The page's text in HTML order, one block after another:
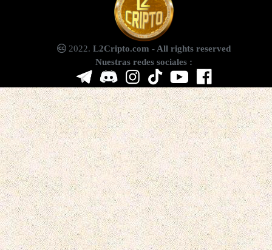
2022. L2Cripto.com - All rights reserved
Nuestras redes sociales :